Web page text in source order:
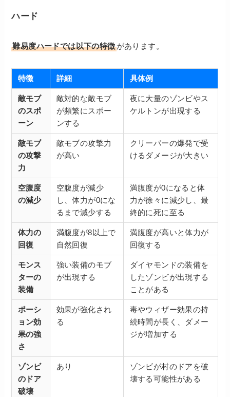
ハード
難易度ハードでは以下の特徴があります。
特徴 詳細 具体例
敵モブ
のスポ
ーン
敵対的な敵モブ
が頻繁にスポー
ンする
夜に大量のゾンビやス
ケルトンが出現する
敵モブ
の攻撃
力
敵モブの攻撃力
が高い
クリーパーの爆発で受
けるダメージが大きい
空腹度
の減少
空腹度が減少
し、体力が0にな
るまで減少する
満腹度が0になると体
力が徐々に減少し、最
終的に死に至る
体力の
回復
満腹度が8以上で
自然回復
満腹度が高いと体力が
回復する
モンス
ターの
装備
強い装備のモブ
が出現する
ダイヤモンドの装備を
したゾンビが出現する
ことがある
ポーシ
ョン効
果の強
さ
効果が強化され
る
毒やウィザー効果の持
続時間が長く、ダメー
ジが増加する
ゾンビ
のドア
破壊
あり
ゾンビが村のドアを破
壊する可能性がある